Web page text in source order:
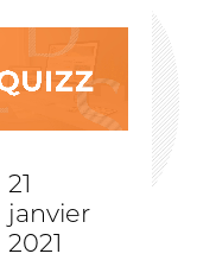
21
janvier
2021